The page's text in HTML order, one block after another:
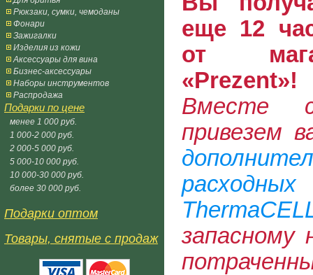
Рюкзаки, сумки, чемоданы
Фонари
Зажигалки
Изделия из кожи
Аксессуары для вина
Бизнес-аксессуары
Наборы инструментов
Распродажа
Подарки по цене
менее 1 000 руб.
1 000-2 000 руб.
2 000-5 000 руб.
5 000-10 000 руб.
10 000-30 000 руб.
более 30 000 руб.
Подарки оптом
Товары, снятые с продаж
еще 12
от
«Prezent»!
Вместе
привезем
запасному